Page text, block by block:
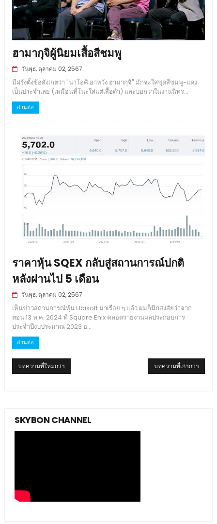
ฮามากุจิผู้นิยมเสื้อสีชมพู
วันพุธ, ตุลาคม 02, 2567
มีฝรั่งตั้งข้อสังเกตว่า "นาโอคิ อาหวัง ฮามากุจิ" มักจะใส่ชุดสีชมพู-แดง
เป็นประจำเลย (เหมือนที่โนะใส่แต่เสื้อดำ) และบอกว่าในงานนิทร...
อ่านต่อ
ราคาหุ้น SQEX กลับสู่สถานการณ์ปกติ
หลังผ่านไป 5 เดือน
วันพุธ, ตุลาคม 02, 2567
เห็นข่าวสถานการณ์หุ้น Ubisoft มาเรื่อย ๆ แล้ว ผมก็นึกสงสัยว่าจาก
ตอน 13 พ.ค. 2024 ที่ Square Enix คลอดรายงานผลประกอบการ
ประจำปีงบประมาณ 2023 อ...
อ่านต่อ
บทความที่ใหม่กว่า บทความที่เก่ากว่า
SKYBON CHANNEL